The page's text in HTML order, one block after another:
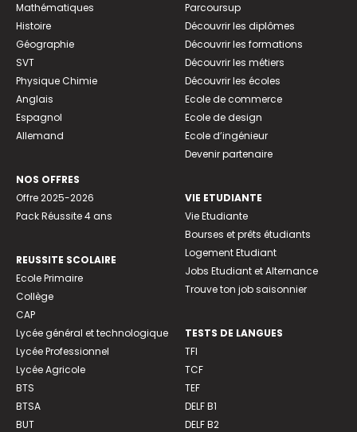
Mathématiques
Histoire
Géographie
SVT
Physique Chimie
Anglais
Espagnol
Allemand
NOS OFFRES
Offre 2025-2026
Pack Réussite 4 ans
REUSSITE SCOLAIRE
Ecole Primaire
Collège
CAP
Lycée général et technologique
Lycée Professionnel
Lycée Agricole
BTS
BTSA
BUT
Parcoursup
Découvrir les diplômes
Découvrir les formations
Découvrir les métiers
Découvrir les écoles
Ecole de commerce
Ecole de design
Ecole d’ingénieur
Devenir partenaire
VIE ETUDIANTE
Vie Etudiante
Bourses et prêts étudiants
Logement Etudiant
Jobs Etudiant et Alternance
Trouve ton job saisonnier
TESTS DE LANGUES
TFI
TCF
TEF
DELF B1
DELF B2